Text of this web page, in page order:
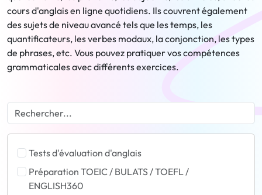
cours d'anglais en ligne quotidiens. Ils couvrent également
des sujets de niveau avancé tels que les temps, les
quantificateurs, les verbes modaux, la conjonction, les types
de phrases, etc. Vous pouvez pratiquer vos compétences
grammaticales avec différents exercices.
Tests d'évaluation d'anglais
Préparation TOEIC / BULATS / TOEFL /
ENGLISH360